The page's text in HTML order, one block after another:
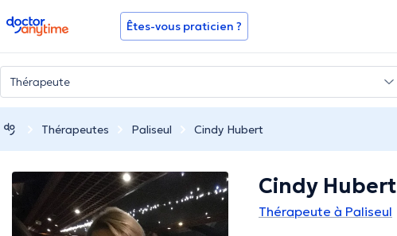
doctoranytime Êtes-vous praticien ?
Thérapeutes Paliseul Cindy Hubert
Cindy Hubert
Thérapeute à Paliseul